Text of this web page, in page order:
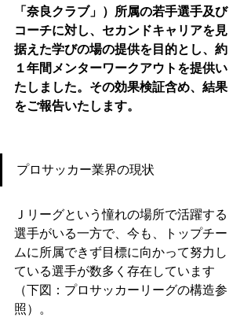
「奈良クラブ」）所属の若手選手及び
コーチに対し、セカンドキャリアを見
据えた学びの場の提供を目的とし、約
１年間メンターワークアウトを提供い
たしました。その効果検証含め、結果
をご報告いたします。
プロサッカー業界の現状
Ｊリーグという憧れの場所で活躍する
選手がいる一方で、今も、トップチー
ムに所属できず目標に向かって努力し
ている選手が数多く存在しています
（下図：プロサッカーリーグの構造参
照）。